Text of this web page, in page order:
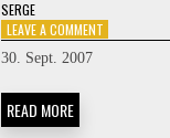
SERGE
LEAVE A COMMENT
30. Sept. 2007
READ MORE